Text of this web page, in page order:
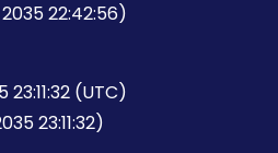
22:42:56)
(UTC)
23:11:32)